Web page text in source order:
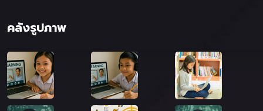
คลังรูปภาพ